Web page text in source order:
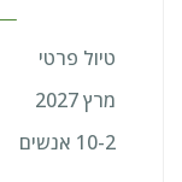
טיול פרטי
מרץ 2027